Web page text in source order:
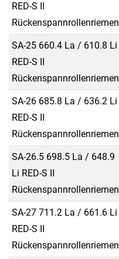
RED-S II
Rückenspannrollenriemen
SA-25 660.4 La / 610.8 Li
RED-S II
Rückenspannrollenriemen
SA-26 685.8 La / 636.2 Li
RED-S II
Rückenspannrollenriemen
SA-26.5 698.5 La / 648.9
Li RED-S II
Rückenspannrollenriemen
SA-27 711.2 La / 661.6 Li
RED-S II
Rückenspannrollenriemen